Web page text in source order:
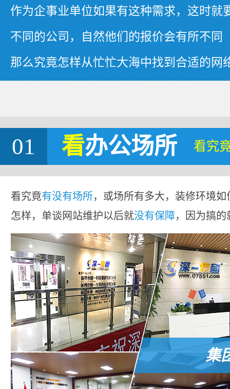
作为企事业单位如果有这种需求，这时就
不同的公司，自然他们的报价会有所不同
那么究竟怎样从忙忙大海中找到合适的网
01 看办公场所 看究
看究竟有没有场所，或场所有多大，装修环境
怎样，单谈网站维护以后就没有保障，因为搞
集